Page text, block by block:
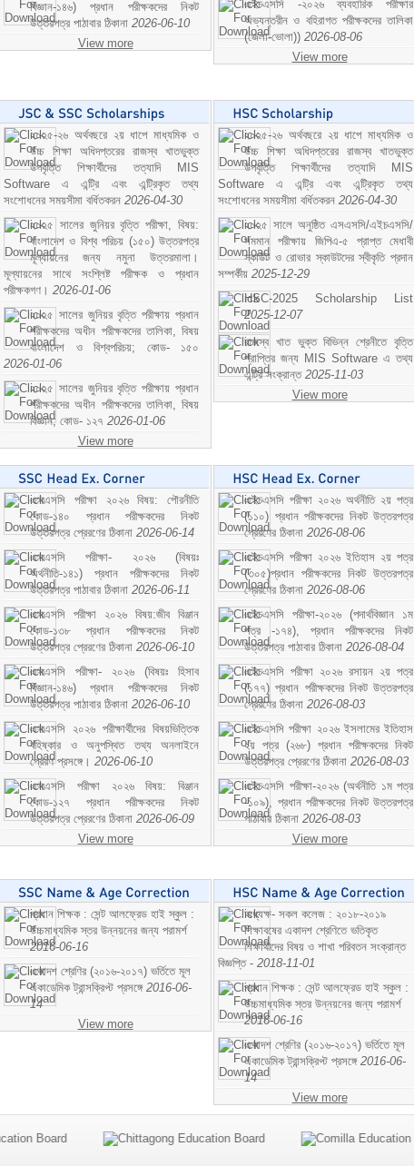
বিজ্ঞান-১৪৬) প্রধান পরীক্ষকদের নিকট
উত্তরপত্র পাঠাবার ঠিকানা 2026-06-10
View more
এইচএসসি -২০২৬ ব্যবহারিক পরীক্ষার
অভ্যন্তরীন ও বহিরাগত পরীক্ষকদের তালিকা
(জেলা-ভোলা)) 2026-08-06
View more
২০২৫-২৬ অর্থবছরে ২য় ধাপে মাধ্যমিক ও
উচ্চ শিক্ষা অধিদপ্তরের রাজস্ব খাতভুক্ত
উপবৃত্তি শিক্ষার্থীদের তত্যাদি MIS
Software এ এন্ট্রি এবং এন্ট্রিকৃত তথ্য
সংশোধনের সময়সীমা বর্ধিতকরন 2026-04-30
২০২৫ সালের জুনিয়র বৃত্তি পরীক্ষা, বিষয়:
বাংলাদেশ ও বিশ্ব পরিচয় (১৫০) উত্তরপত্র
মূল্যায়নের জন্য নমুনা উত্তরমালা।
মূল্যায়নের সাথে সংশ্লিষ্ট পরীক্ষক ও প্রধান
পরীক্ষকগণ। 2026-01-06
২০২৫ সালের জুনিয়র বৃত্তি পরীক্ষায় প্রধান
পরীক্ষকদের অধীন পরীক্ষকদের তালিকা, বিষয়
বাংলাদেশ ও বিশ্বপরিচয়; কোড- ১৫০
2026-01-06
২০২৫ সালের জুনিয়র বৃত্তি পরীক্ষায় প্রধান
পরীক্ষকদের অধীন পরীক্ষকদের তালিকা, বিষয়
বিজ্ঞান; কোড- ১২৭ 2026-01-06
View more
২০২৫-২৬ অর্থবছরে ২য় ধাপে মাধ্যমিক ও
উচ্চ শিক্ষা অধিদপ্তরের রাজস্ব খাতভুক্ত
উপবৃত্তি শিক্ষার্থীদের তত্যাদি MIS
Software এ এন্ট্রি এবং এন্ট্রিকৃত তথ্য
সংশোধনের সময়সীমা বর্ধিতকরন 2026-04-30
২০২৫ সালে অনুষ্ঠিত এসএসসি/এইচএসসি/
সমমান পরীক্ষায় জিপিএ-৫ প্রাপ্ত মেধাবী
স্কাউট ও রোভার স্কাউটদের স্বীকৃতি প্রদান
সম্পর্কীয় 2025-12-29
HSC-2025 Scholarship List
2025-12-07
রাজস্ব খাত ভুক্ত বিভিন্ন শ্রেনীতে বৃত্তি
প্রাপ্তির জন্য MIS Software এ তথ্য
এন্ট্রি সংক্রান্ত 2025-11-03
View more
এসএসসি পরীক্ষা ২০২৬ বিষয়: পৌরনীতি
কোড-১৪০ প্রধান পরীক্ষকদের নিকট
উত্তরপত্র প্রেরণের ঠিকানা 2026-06-14
এসএসসি পরীক্ষা- ২০২৬ (বিষয়ঃ
অর্থনীতি-১৪১) প্রধান পরীক্ষকদের নিকট
উত্তরপত্র পাঠাবার ঠিকানা 2026-06-11
এসএসসি পরীক্ষা ২০২৬ বিষয়:জীব বিঞ্জান
কোড-১৩৮ প্রধান পরীক্ষকদের নিকট
উত্তরপত্র প্রেরণের ঠিকানা 2026-06-10
এসএসসি পরীক্ষা- ২০২৬ (বিষয়ঃ হিসাব
বিজ্ঞান-১৪৬) প্রধান পরীক্ষকদের নিকট
উত্তরপত্র পাঠাবার ঠিকানা 2026-06-10
এসএসসি ২০২৬ পরীক্ষার্থীদের বিষয়ভিত্তিক
বহিষ্কার ও অনুপস্থিত তথ্য অনলাইনে
প্রেরণ প্রসঙ্গে। 2026-06-10
এসএসসি পরীক্ষা ২০২৬ বিষয়: বিঞ্জান
কোড-১২৭ প্রধান পরীক্ষকদের নিকট
উত্তরপত্র প্রেরণের ঠিকানা 2026-06-09
View more
এইচএসসি পরীক্ষা ২০২৬ অর্থনীতি ২য় পত্র
(১১০) প্রধান পরীক্ষকদের নিকট উত্তরপত্র
প্রেরণের ঠিকানা 2026-08-06
এইচএসসি পরীক্ষা ২০২৬ ইতিহাস ২য় পত্র
(৩০৫)প্রধান পরীক্ষকদের নিকট উত্তরপত্র
প্রেরণের ঠিকানা 2026-08-06
এইচএসসি পরীক্ষা-২০২৬ (পদার্থবিজ্ঞান ১ম
পত্র -১৭৪), প্রধান পরীক্ষকদের নিকট
উত্তরপত্র পাঠাবার ঠিকানা 2026-08-04
এইচএসসি পরীক্ষা ২০২৬ রসায়ন ২য় পত্র
(১৭৭) প্রধান পরীক্ষকদের নিকট উত্তরপত্র
প্রেরণের ঠিকানা 2026-08-03
এইচএসসি পরীক্ষা ২০২৬ ইসলামের ইতিহাস
২য় পত্র (২৬৮) প্রধান পরীক্ষকদের নিকট
উত্তরপত্র প্রেরণের ঠিকানা 2026-08-03
এইচএসসি পরীক্ষা-২০২৬ (অর্থনীতি ১ম পত্র
-১০৯), প্রধান পরীক্ষকদের নিকট উত্তরপত্র
পাঠাবার ঠিকানা 2026-08-03
View more
প্রধান শিক্ষক : সেন্ট আলফ্রেড হাই স্কুল :
উচ্চমাধ্যমিক স্তর উন্নয়নের জন্য পরামর্শ
2016-06-16
একাদশ শ্রেণির (২০১৬-২০১৭) ভর্তিতে মূল
একাডেমিক ট্রান্সক্রিপ্ট প্রসঙ্গে 2016-06-
14
View more
অধ্যক্ষ- সকল কলেজ : ২০১৮-২০১৯
শিক্ষাবষের একাদশ শ্রেণিতে ভতিকৃত
শিক্ষাথীদের বিষয় ও শাখা পরিবতন সংক্রান্ত
বিজ্ঞপ্তি - 2018-11-01
প্রধান শিক্ষক : সেন্ট আলফ্রেড হাই স্কুল :
উচ্চমাধ্যমিক স্তর উন্নয়নের জন্য পরামর্শ
2016-06-16
একাদশ শ্রেণির (২০১৬-২০১৭) ভর্তিতে মূল
একাডেমিক ট্রান্সক্রিপ্ট প্রসঙ্গে 2016-06-
14
View more